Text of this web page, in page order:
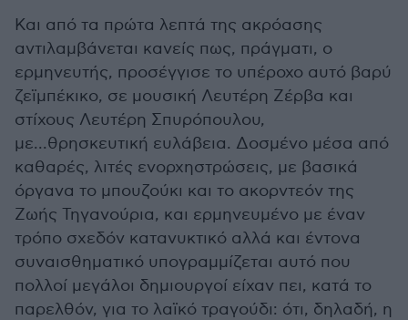
Και από τα πρώτα λεπτά της ακρόασης
αντιλαμβάνεται κανείς πως, πράγματι, ο
ερμηνευτής, προσέγγισε το υπέροχο αυτό βαρύ
ζεϊμπέκικο, σε μουσική Λευτέρη Ζέρβα και
στίχους Λευτέρη Σπυρόπουλου,
με...θρησκευτική ευλάβεια. Δοσμένο μέσα από
καθαρές, λιτές ενορχηστρώσεις, με βασικά
όργανα το μπουζούκι και το ακορντεόν της
Ζωής Τηγανούρια, και ερμηνευμένο με έναν
τρόπο σχεδόν κατανυκτικό αλλά και έντονα
συναισθηματικό υπογραμμίζεται αυτό που
πολλοί μεγάλοι δημιουργοί είχαν πει, κατά το
παρελθόν, για το λαϊκό τραγούδι: ότι, δηλαδή, η